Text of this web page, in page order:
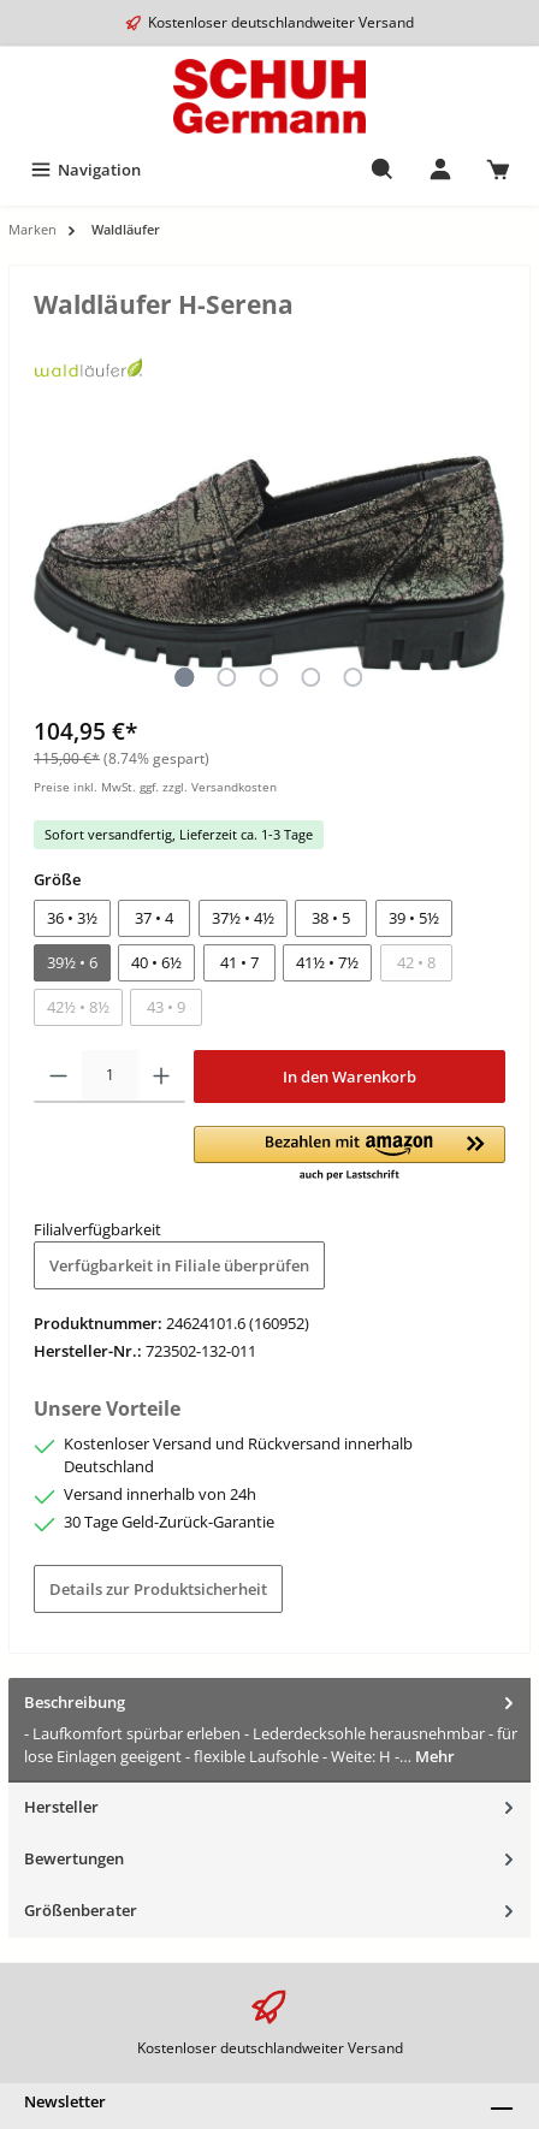
Kostenloser deutschlandweiter Versand
Navigation
Marken Waldläufer
Waldläufer H-Serena
104,95 €*
115,00 €*(8.74% gespart)
Preise inkl. MwSt. ggf. zzgl. Versandkosten
Sofort versandfertig, Lieferzeit ca. 1-3 Tage
Größe
36 • 3½
37 • 4 37½ • 4½ 38 • 5 39 • 5½
39½ • 6 40 • 6½ 41 • 7 41½ • 7½ 42 • 8
42½ • 8½ 43 • 9
In den Warenkorb
Filialverfügbarkeit
Verfügbarkeit in Filiale überprüfen
Produktnummer: 24624101.6 (160952)
Hersteller-Nr.: 723502-132-011
Unsere Vorteile
Kostenloser Versand und Rückversand innerhalb
Deutschland
Versand innerhalb von 24h
30 Tage Geld-Zurück-Garantie
Details zur Produktsicherheit
Beschreibung
- Laufkomfort spürbar erleben - Lederdecksohle herausnehmbar - für
lose Einlagen geeigent - flexible Laufsohle - Weite: H -… Mehr
Hersteller
Bewertungen
Größenberater
Kostenloser deutschlandweiter Versand
Newsletter